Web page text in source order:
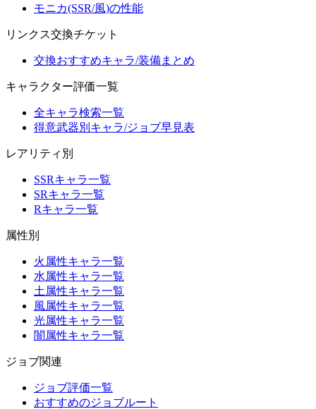
モニカ(SSR/風)の性能
リンクス交換チケット
交換おすすめキャラ/装備まとめ
キャラクター評価一覧
全キャラ検索一覧
得意武器別キャラ/ジョブ早見表
レアリティ別
SSRキャラ一覧
SRキャラ一覧
Rキャラ一覧
属性別
火属性キャラ一覧
水属性キャラ一覧
土属性キャラ一覧
風属性キャラ一覧
光属性キャラ一覧
闇属性キャラ一覧
ジョブ関連
ジョブ評価一覧
おすすめのジョブルート